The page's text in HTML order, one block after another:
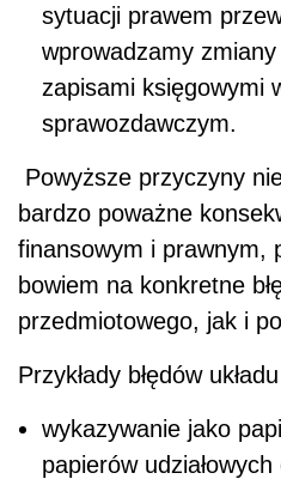
sytuacji prawem
wprowadzamy
zapisami księgowymi
sprawozdawczym.
Powyższe przyczyny
bardzo poważne
finansowym i prawnym,
bowiem na konkretne
przedmiotowego, jak i
Przykłady błędów
wykazywanie jako
papierów